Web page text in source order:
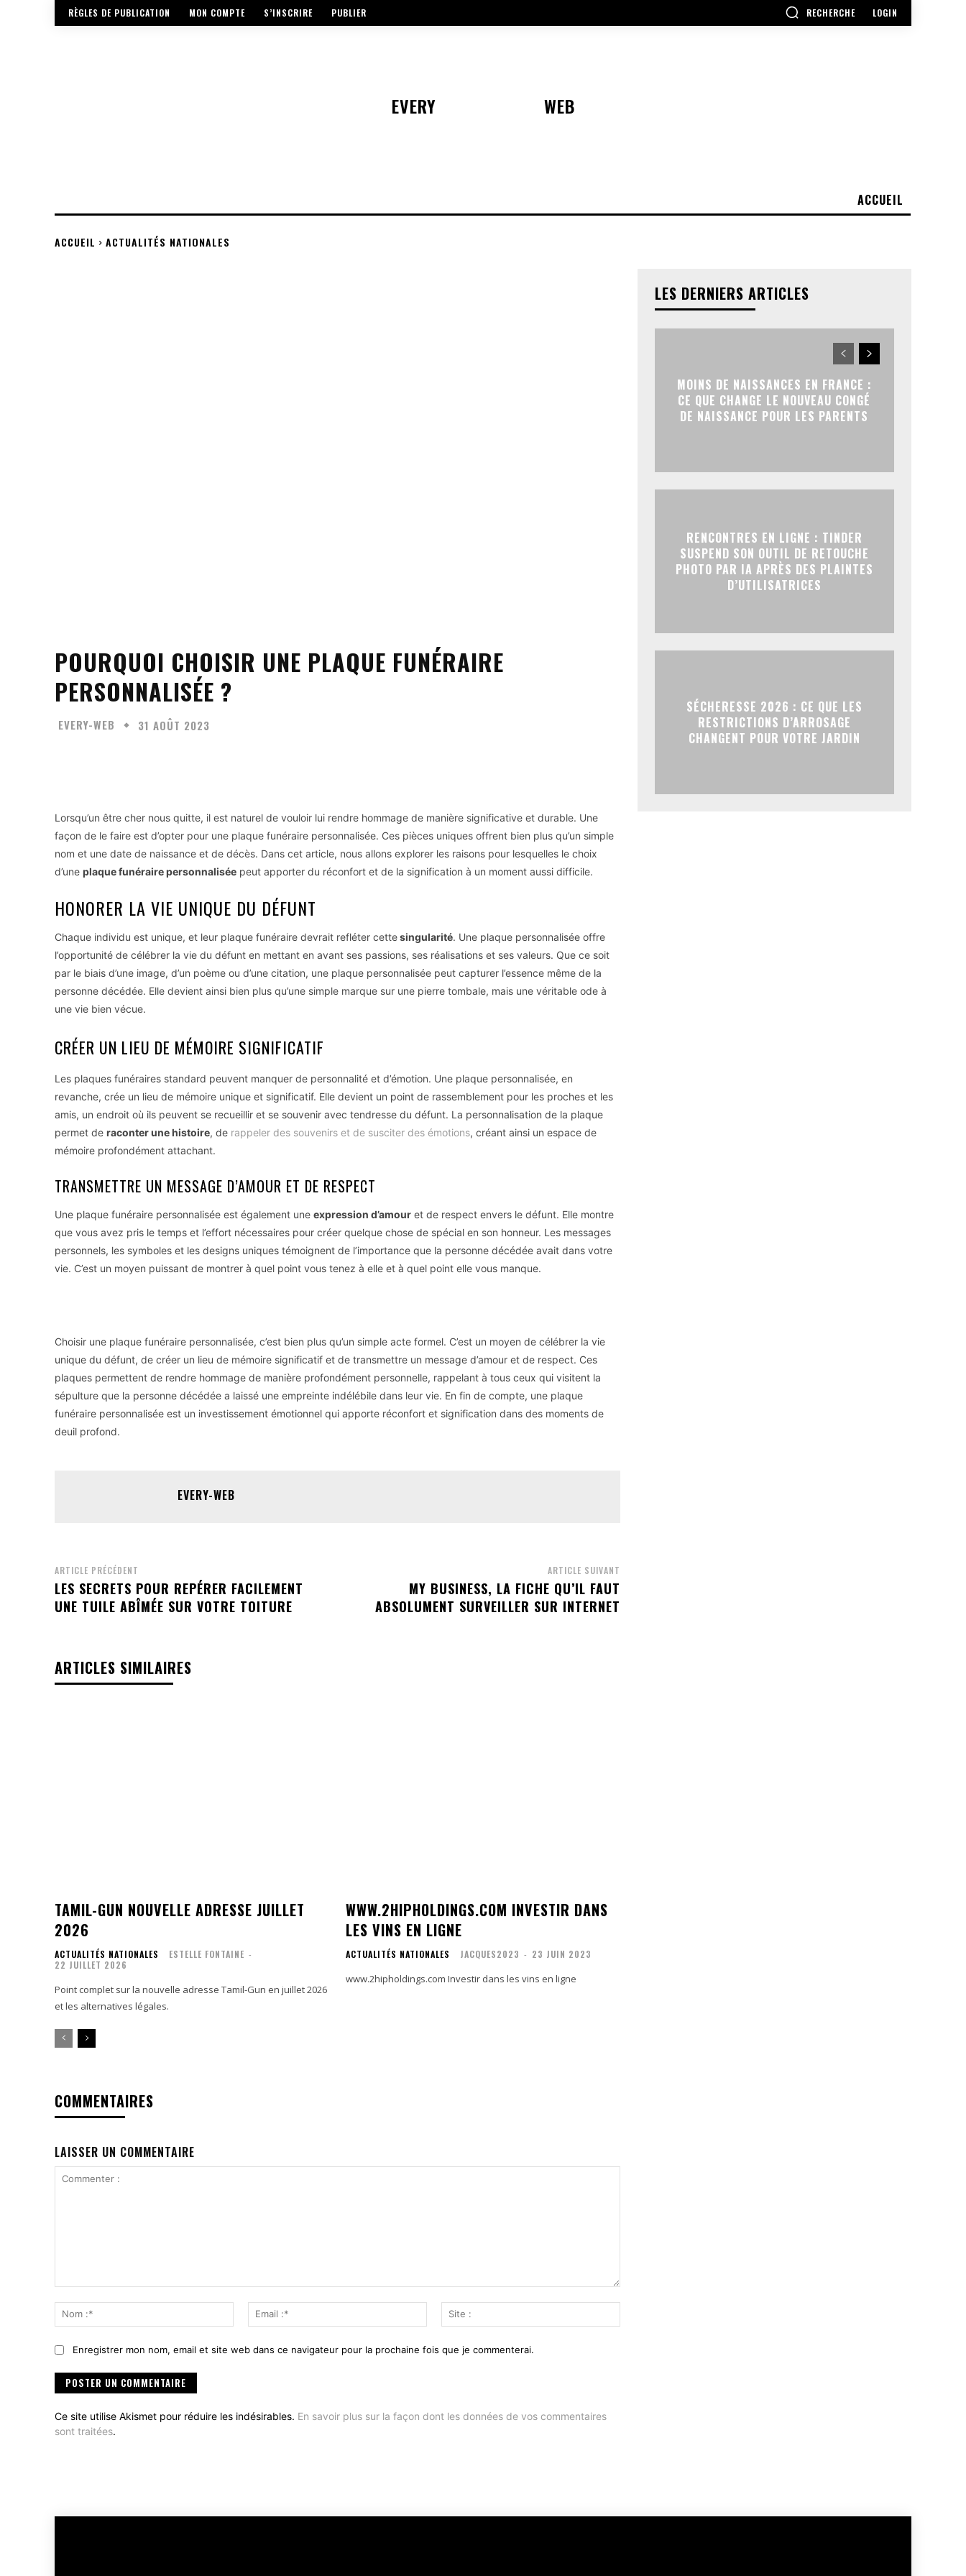
RÈGLES DE PUBLICATION MON COMPTE S’INSCRIRE PUBLIER RECHERCHE LOGIN
EVERY WEB
ACCUEIL
ACCUEIL ACTUALITÉS NATIONALES
POURQUOI CHOISIR UNE PLAQUE FUNÉRAIRE
PERSONNALISÉE ?
EVERY-WEB 31 AOÛT 2023
Lorsqu’un être cher nous quitte, il est naturel de vouloir lui rendre hommage de manière significative et durable. Une
façon de le faire est d’opter pour une plaque funéraire personnalisée. Ces pièces uniques offrent bien plus qu’un simple
nom et une date de naissance et de décès. Dans cet article, nous allons explorer les raisons pour lesquelles le choix
d’une plaque funéraire personnalisée peut apporter du réconfort et de la signification à un moment aussi difficile.
HONORER LA VIE UNIQUE DU DÉFUNT
Chaque individu est unique, et leur plaque funéraire devrait refléter cettesingularité. Une plaque personnalisée offre
l’opportunité de célébrer la vie du défunt en mettant en avant ses passions, ses réalisations et ses valeurs. Que ce soit
par le biais d’une image, d’un poème ou d’une citation, une plaque personnalisée peut capturer l’essence même de la
personne décédée. Elle devient ainsi bien plus qu’une simple marque sur une pierre tombale, mais une véritable ode à
une vie bien vécue.
CRÉER UN LIEU DE MÉMOIRE SIGNIFICATIF
Les plaques funéraires standard peuvent manquer de personnalité et d’émotion. Une plaque personnalisée, en
revanche, crée un lieu de mémoire unique et significatif. Elle devient un point de rassemblement pour les proches et les
amis, un endroit où ils peuvent se recueillir et se souvenir avec tendresse du défunt. La personnalisation de la plaque
permet de raconter une histoire, de rappeler des souvenirs et de susciter des émotions, créant ainsi un espace de
mémoire profondément attachant.
TRANSMETTRE UN MESSAGE D’AMOUR ET DE RESPECT
Une plaque funéraire personnalisée est également une expression d’amour et de respect envers le défunt. Elle montre
que vous avez pris le temps et l’effort nécessaires pour créer quelque chose de spécial en son honneur. Les messages
personnels, les symboles et les designs uniques témoignent de l’importance que la personne décédée avait dans votre
vie. C’est un moyen puissant de montrer à quel point vous tenez à elle et à quel point elle vous manque.
Choisir une plaque funéraire personnalisée, c’est bien plus qu’un simple acte formel. C’est un moyen de célébrer la vie
unique du défunt, de créer un lieu de mémoire significatif et de transmettre un message d’amour et de respect. Ces
plaques permettent de rendre hommage de manière profondément personnelle, rappelant à tous ceux qui visitent la
sépulture que la personne décédée a laissé une empreinte indélébile dans leur vie. En fin de compte, une plaque
funéraire personnalisée est un investissement émotionnel qui apporte réconfort et signification dans des moments de
deuil profond.
EVERY-WEB
ARTICLE PRÉCÉDENT
LES SECRETS POUR REPÉRER FACILEMENT
UNE TUILE ABÎMÉE SUR VOTRE TOITURE
ARTICLE SUIVANT
MY BUSINESS, LA FICHE QU’IL FAUT
ABSOLUMENT SURVEILLER SUR INTERNET
ARTICLES SIMILAIRES
TAMIL-GUN NOUVELLE ADRESSE JUILLET
2026
ACTUALITÉS NATIONALES ESTELLE FONTAINE -
22 JUILLET 2026
Point complet sur la nouvelle adresse Tamil-Gun en juillet 2026
et les alternatives légales.
WWW.2HIPHOLDINGS.COM INVESTIR DANS
LES VINS EN LIGNE
ACTUALITÉS NATIONALES JACQUES2023 - 23 JUIN 2023
www.2hipholdings.com Investir dans les vins en ligne
COMMENTAIRES
LAISSER UN COMMENTAIRE
:*
Email
:*
:
Enregistrer mon nom, email et site web dans ce navigateur pour la prochaine fois que je commenterai.
Ce site utilise Akismet pour réduire les indésirables. En savoir plus sur la façon dont les données de vos commentaires
sont traitées.
LES DERNIERS ARTICLES
MOINS DE NAISSANCES EN FRANCE :
CE QUE CHANGE LE NOUVEAU CONGÉ
DE NAISSANCE POUR LES PARENTS
RENCONTRES EN LIGNE : TINDER
SUSPEND SON OUTIL DE RETOUCHE
PHOTO PAR IA APRÈS DES PLAINTES
D’UTILISATRICES
SÉCHERESSE 2026 : CE QUE LES
RESTRICTIONS D’ARROSAGE
CHANGENT POUR VOTRE JARDIN